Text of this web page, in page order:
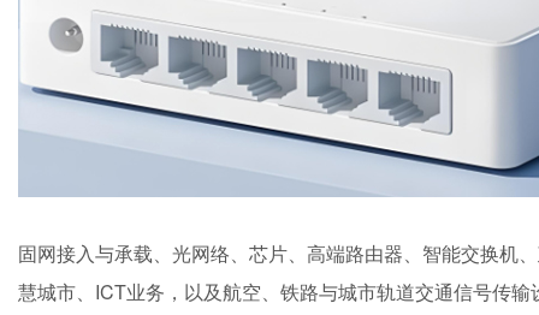
固网接入与承载、光网络、芯片、高端路由器、智能交换机
慧城市、ICT业务，以及航空、铁路与城市轨道交通信号传